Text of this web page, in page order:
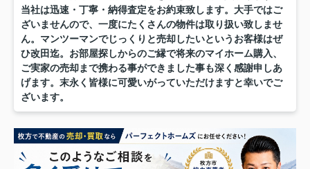
当社は迅速・丁寧・納得査定をお約束致します。大手ではご
ざいませんので、一度にたくさんの物件は取り扱い致しませ
ん。マンツーマンでじっくりと売却したいというお客様はぜ
ひ改田迄。お部屋探しからのご縁で将来のマイホーム購入、
ご実家の売却まで携わる事ができました事も深く感謝申しあ
げます。末永く皆様に可愛いがっていただけますと幸いでご
ざいます。